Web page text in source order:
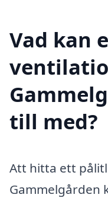
Vad kan
till med?
Att hitta ett
Gammelgården